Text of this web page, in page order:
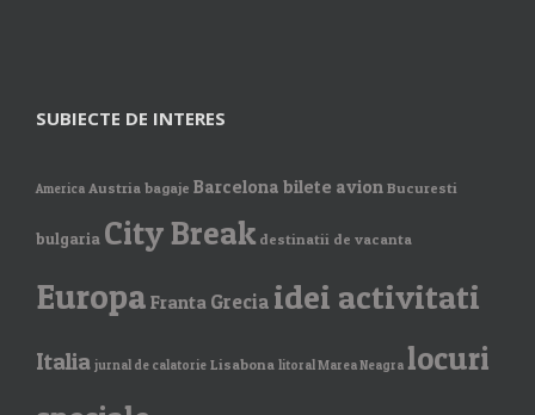
SUBIECTE DE INTERES
America Austria bagaje Barcelona bilete avion Bucuresti
bulgaria City Break destinatii de vacanta
Europa Franta Grecia idei activitati
Italia jurnal de calatorie Lisabona litoral Marea Neagra locuri